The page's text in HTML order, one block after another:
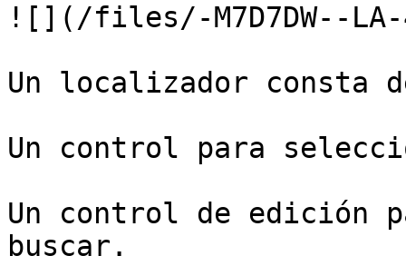
![](/files/-M7D7DW--LA-
Un localizador consta
Un control para
Un control de edición
buscar.